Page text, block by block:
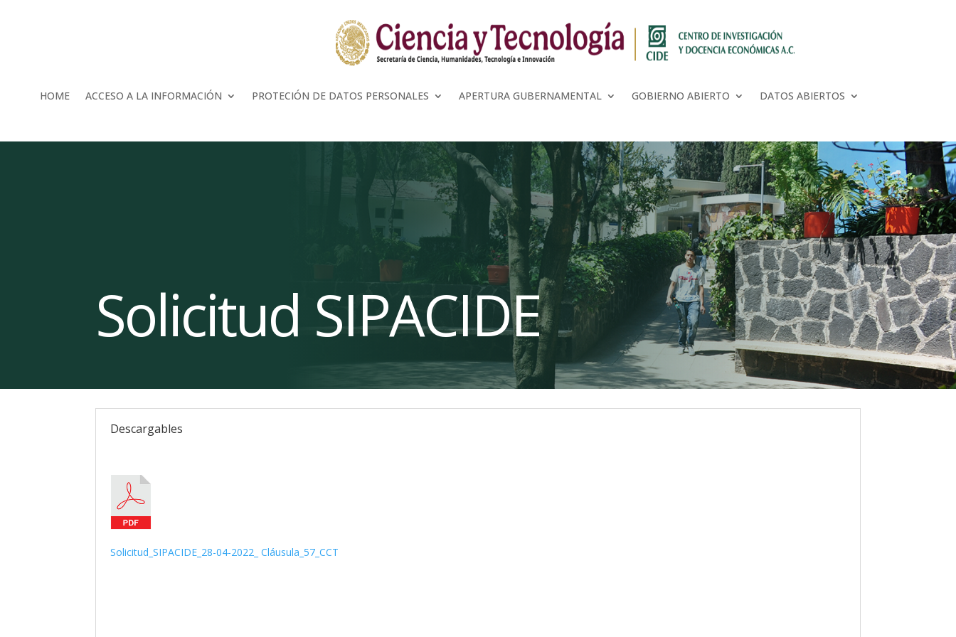
HOME ACCESO A LA INFORMACIÓN PROTECIÓN DE DATOS PERSONALES APERTURA GUBERNAMENTAL GOBIERNO ABIERTO DATOS ABIERTOS
Solicitud SIPACIDE
Descargables
Solicitud_SIPACIDE_28-04-2022_ Cláusula_57_CCT